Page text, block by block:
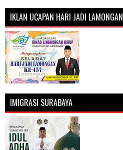
IKLAN UCAPAN HARI JADI LAMONGAN
IMIGRASI SURABAYA